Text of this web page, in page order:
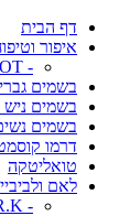
דף הבית
איפור
- INGLOT
בשמים
בשמים ניש UNISEX
בשמים
דרמו
טואליטקה
לאם ולביביי
- DR.K